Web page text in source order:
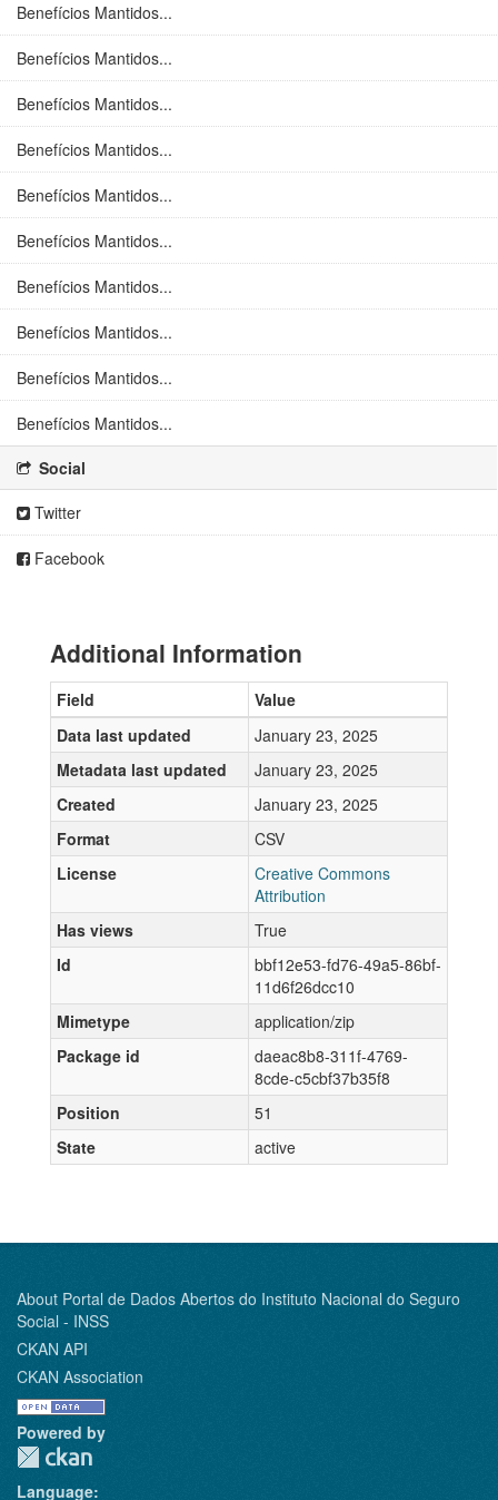
Benefícios Mantidos...
Benefícios Mantidos...
Benefícios Mantidos...
Benefícios Mantidos...
Benefícios Mantidos...
Benefícios Mantidos...
Benefícios Mantidos...
Benefícios Mantidos...
Benefícios Mantidos...
Benefícios Mantidos...
Social
Twitter
Facebook
Additional Information
Field
Value
Data last updated
January 23, 2025
Metadata last updated
January 23, 2025
Created
January 23, 2025
Format
CSV
License
Creative Commons
Attribution
Has views
True
Id
bbf12e53-fd76-49a5-86bf-
11d6f26dcc10
Mimetype
application/zip
Package id
daeac8b8-311f-4769-
8cde-c5cbf37b35f8
Position
51
State
active
About Portal de Dados Abertos do Instituto Nacional do Seguro
Social - INSS
CKAN API
CKAN Association
Powered by
Language